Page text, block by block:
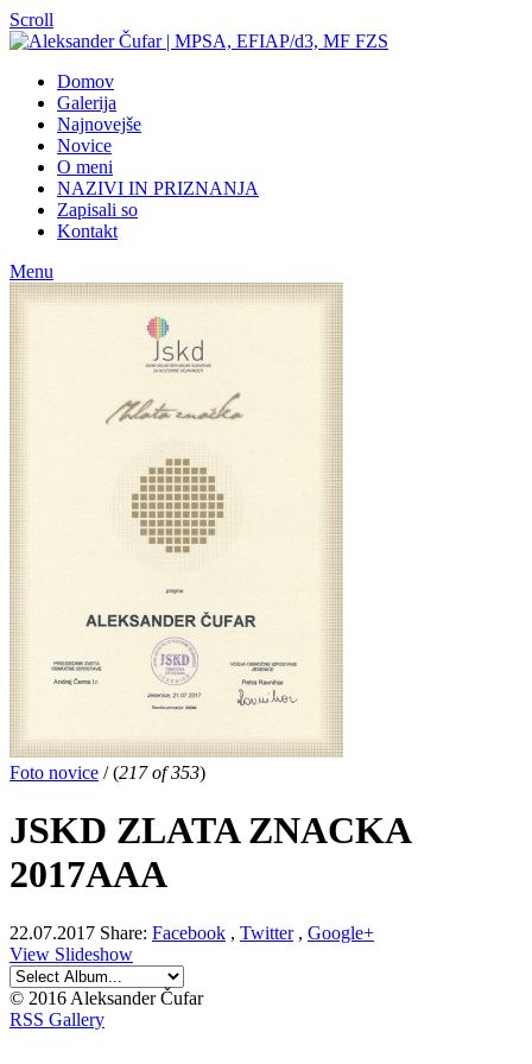
Scroll
Domov
Galerija
Najnovejše
Novice
O meni
NAZIVI IN PRIZNANJA
Zapisali so
Kontakt
Menu
Foto novice /(217 of 353)
JSKD ZLATA ZNACKA
2017AAA
22.07.2017 Share: Facebook , Twitter, Google+
View Slideshow
© 2016 Aleksander Čufar
RSS Gallery